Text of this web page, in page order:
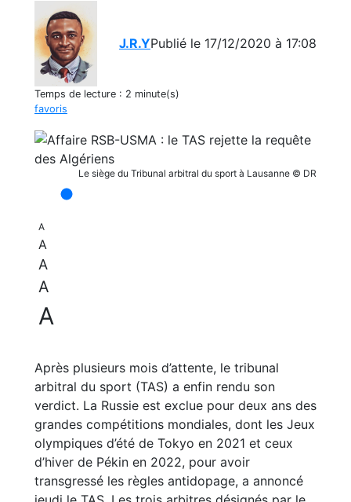
J.R.YPublié le 17/12/2020 à 17:08
Temps de lecture : 2 minute(s)
favoris
Le siège du Tribunal arbitral du sport à Lausanne © DR
A
A
A
A
A
Après plusieurs mois d’attente, le tribunal
arbitral du sport (TAS) a enfin rendu son
verdict. La Russie est exclue pour deux ans des
grandes compétitions mondiales, dont les Jeux
olympiques d’été de Tokyo en 2021 et ceux
d’hiver de Pékin en 2022, pour avoir
transgressé les règles antidopage, a annoncé